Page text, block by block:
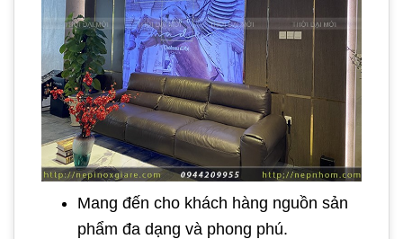
Mang đến cho khách hàng nguồn sản
phẩm đa dạng và phong phú.